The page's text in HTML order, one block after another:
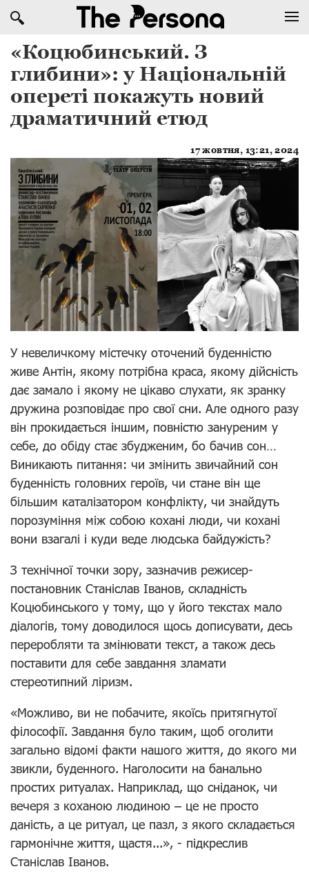
«Коцюбинський. З
глибини»: у Національній
опереті покажуть новий
драматичний етюд
17 жовтня, 13:21, 2024
У невеличкому містечку оточений буденністю
живе Антін, якому потрібна краса, якому дійсність
дає замало і якому не цікаво слухати, як зранку
дружина розповідає про свої сни. Але одного разу
він прокидається іншим, повністю зануреним у
себе, до обіду стає збудженим, бо бачив сон…
Виникають питання: чи змінить звичайний сон
буденність головних героїв, чи стане він ще
більшим каталізатором конфлікту, чи знайдуть
порозуміння між собою кохані люди, чи кохані
вони взагалі і куди веде людська байдужість?
З технічної точки зору, зазначив режисер-
постановник Станіслав Іванов, складність
Коцюбинського у тому, що у його текстах мало
діалогів, тому доводилося щось дописувати, десь
переробляти та змінювати текст, а також десь
поставити для себе завдання зламати
стереотипний ліризм.
«Можливо, ви не побачите, якоїсь притягнутої
філософії. Завдання було таким, щоб оголити
загально відомі факти нашого життя, до якого ми
звикли, буденного. Наголосити на банально
простих ритуалах. Наприклад, що сніданок, чи
вечеря з коханою людиною – це не просто
даність, а це ритуал, це пазл, з якого складається
гармонічне життя, щастя...», - підкреслив
Станіслав Іванов.